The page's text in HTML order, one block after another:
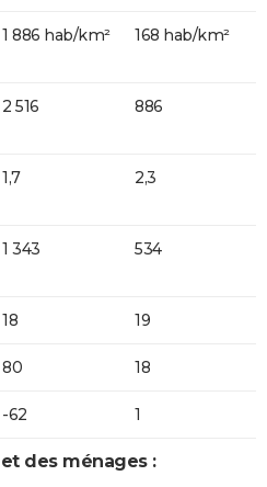
1 886 hab/km² 168 hab/km²
2 516 886
1,7 2,3
1 343 534
18 19
80 18
-62 1
des ménages :